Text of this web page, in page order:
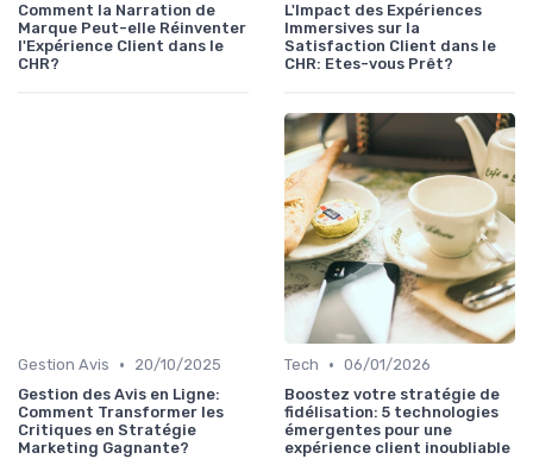
Comment la Narration de
Marque Peut-elle Réinventer
l'Expérience Client dans le
CHR?
L'Impact des Expériences
Immersives sur la
Satisfaction Client dans le
CHR: Etes-vous Prêt?
Gestion Avis •
20/10/2025
Gestion des Avis en Ligne:
Comment Transformer les
Critiques en Stratégie
Marketing Gagnante?
Tech • 06/01/2026
Boostez votre stratégie de
fidélisation: 5 technologies
émergentes pour une
expérience client inoubliable